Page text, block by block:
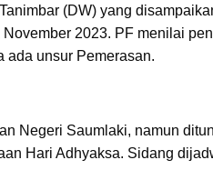
(DW) yang
2023. PF menilai
ada unsur Pemerasan.
Negeri Saumlaki, namun
Hari Adhyaksa. Sidang